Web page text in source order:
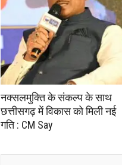
नक्सलमुक्ति के संकल्प के साथ
छत्तीसगढ़ में विकास को मिली नई
गति : CM Say